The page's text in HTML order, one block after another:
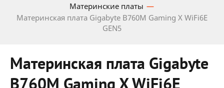
Материнские платы
Материнская плата Gigabyte B760M Gaming X WiFi6E
GEN5
Материнская плата Gigabyte
B760M Gaming X WiFi6E